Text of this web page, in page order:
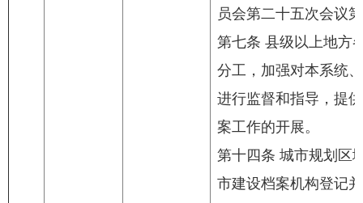
员会第二十五次会议
第七条 县级以上地方
分工，加强对本系统
进行监督和指导，提
案工作的开展。
第十四条 城市规划区
市建设档案机构登记